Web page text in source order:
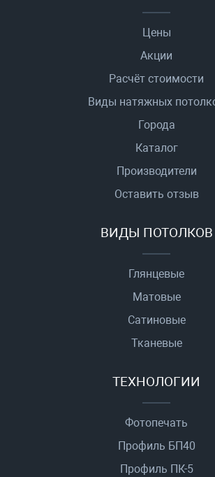
Цены
Акции
Расчёт стоимости
Виды натяжных
Города
Каталог
Производители
Оставить отзыв
ВИДЫ ПОТОЛКОВ
Глянцевые
Матовые
Сатиновые
Тканевые
ТЕХНОЛОГИИ
Фотопечать
Профиль БП40
Профиль ПК-5